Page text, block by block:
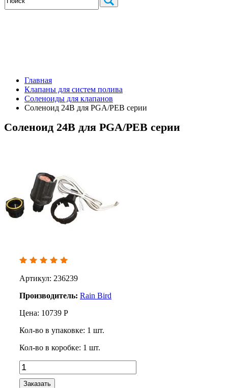
Главная
Клапаны для систем полива
Соленоиды для клапанов
Соленоид 24В для PGA/PEB серии
Соленоид 24В для PGA/PEB серии
Артикул: 236239
Производитель: Rain Bird
Цена: 10739 Р
Кол-во в упаковке: 1 шт.
Кол-во в коробке: 1 шт.
Заказать